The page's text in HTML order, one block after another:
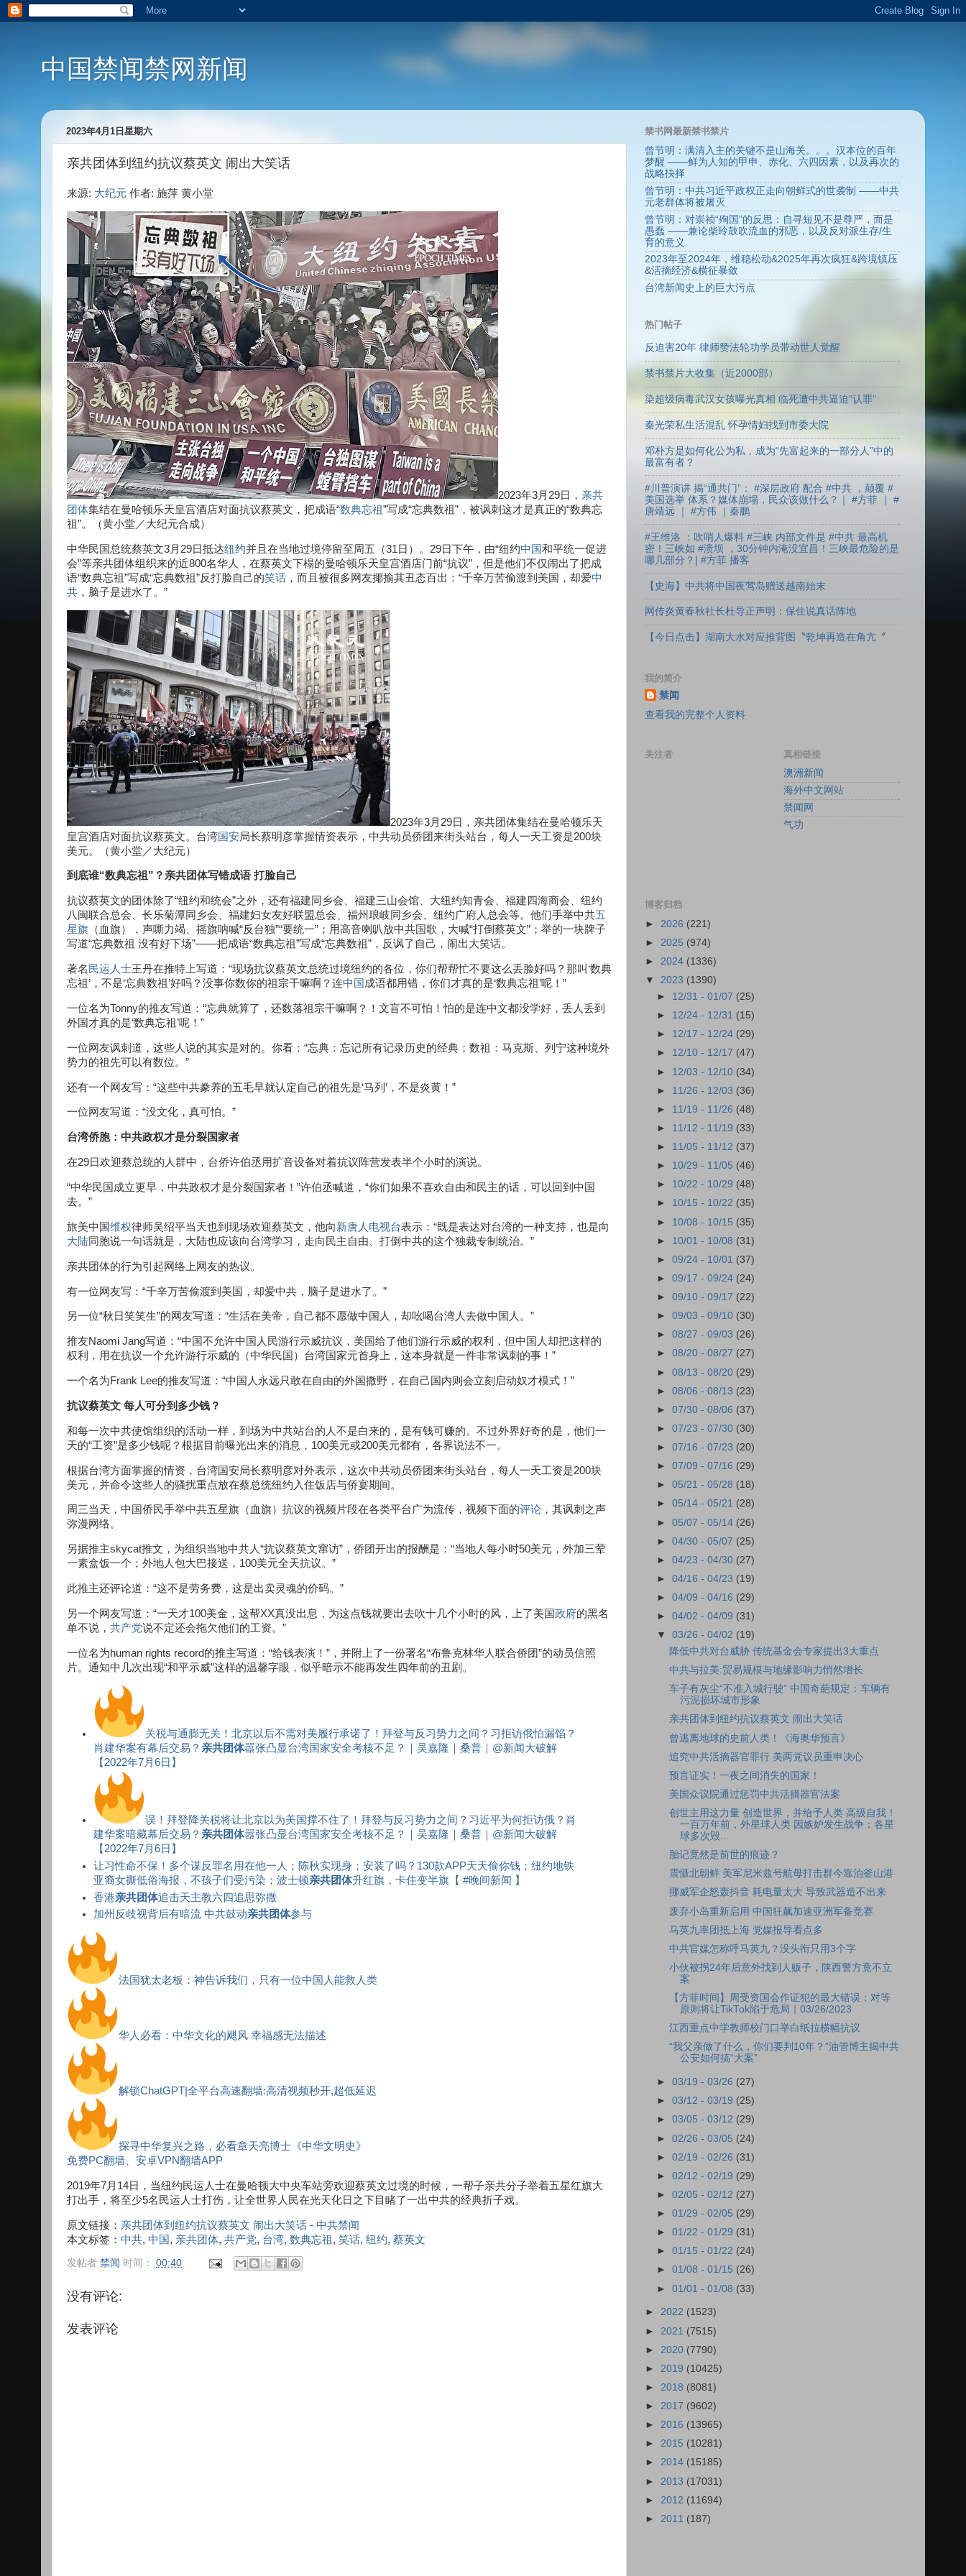
中国禁闻禁网新闻
2023年4月1日星期六
亲共团体到纽约抗议蔡英文 闹出大笑话
来源: 大纪元 作者: 施萍 黄小堂
2023年3月29日， 亲共
团体集结在曼哈顿乐天皇宫酒店对面抗议蔡英文，把成语“数典忘祖”写成“忘典数祖”，被讽刺这才是真正的“数典忘
祖”。（黄小堂／大纪元合成）
中华民国总统蔡英文3月29日抵达纽约并且在当地过境停留至周五（31日）。29日下午，由“纽约中国和平统一促进
会”等亲共团体组织来的近800名华人，在蔡英文下榻的曼哈顿乐天皇宫酒店门前“抗议”，但是他们不仅闹出了把成
语“数典忘祖”写成“忘典数祖”反打脸自己的笑话 ，而且被很多网友揶揄其丑态百出：“千辛万苦偷渡到美国，却爱中
共 ，脑子是进水了。”
2023年3月29日，亲共团体集结在曼哈顿乐天
皇宫酒店对面抗议蔡英文。台湾国安局长蔡明彦掌握情资表示，中共动员侨团来街头站台，每人一天工资是200块
美元。（黄小堂／大纪元）
到底谁“数典忘祖”？亲共团体写错成语 打脸自己
抗议蔡英文的团体除了“纽约和统会”之外，还有福建同乡会、福建三山会馆、大纽约知青会、福建四海商会、纽约
八闽联合总会、长乐菊潭同乡会、福建妇女友好联盟总会、福州琅岐同乡会、纽约广府人总会等。他们手举中共五
星旗 （血旗），声嘶力竭、摇旗呐喊“反台独”“要统一”；用高音喇叭放中共国歌，大喊“打倒蔡英文”；举的一块牌子
写道“忘典数祖 没有好下场”——把成语“数典忘祖”写成“忘典数祖”，反讽了自己，闹出大笑话。
著名 民运人士王丹在推特上写道：“现场抗议蔡英文总统过境纽约的各位，你们帮帮忙不要这么丢脸好吗？那叫‘数典
忘祖’，不是‘忘典数祖’好吗？没事你数你的祖宗干嘛啊？连中国 成语都用错，你们才真的是‘数典忘祖’呢！”
一位名为Tonny的推友写道：“忘典就算了，还数落祖宗干嘛啊？！文盲不可怕！怕的是连中文都没学好，丢人丢到
外国才真的是‘数典忘祖’呢！”
一位网友讽刺道，这些人说的其实是对的。你看：“忘典：忘记所有记录历史的经典；数祖：马克斯、列宁这种境外
势力的祖先可以有数位。”
还有一个网友写：“这些中共豢养的五毛早就认定自己的祖先是‘马列’，不是炎黄！”
一位网友写道：“没文化，真可怕。”
台湾侨胞：中共政权才是分裂国家者
在29日欢迎蔡总统的人群中，台侨许伯丞用扩音设备对着抗议阵营发表半个小时的演说。
“中华民国成立更早，中共政权才是分裂国家者！”许伯丞喊道，“你们如果不喜欢自由和民主的话，可以回到中国
去。”
旅美中国维权律师吴绍平当天也到现场欢迎蔡英文，他向新唐人电视台表示：“既是表达对台湾的一种支持，也是向
大陆同胞说一句话就是，大陆也应该向台湾学习，走向民主自由、打倒中共的这个独裁专制统治。”
亲共团体的行为引起网络上网友的热议。
有一位网友写：“千辛万苦偷渡到美国，却爱中共，脑子是进水了。”
另一位“秋日笑笑生”的网友写道：“生活在美帝，自己都不愿做中国人，却吆喝台湾人去做中国人。”
推友Naomi Jang写道：“中国不允许中国人民游行示威抗议，美国给了他们游行示威的权利，但中国人却把这样的
权利，用在抗议一个允许游行示威的（中华民国）台湾国家元首身上，这本身就是一件非常讽刺的事！”
一个名为Frank Lee的推友写道：“中国人永远只敢在自由的外国撒野，在自己国内则会立刻启动奴才模式！”
抗议蔡英文 每人可分到多少钱？
和每一次中共使馆组织的活动一样，到场为中共站台的人不是白来的，是有钱可赚的。不过外界好奇的是，他们一
天的“工资”是多少钱呢？根据目前曝光出来的消息，100美元或200美元都有，各界说法不一。
根据台湾方面掌握的情资，台湾国安局长蔡明彦对外表示，这次中共动员侨团来街头站台，每人一天工资是200块
美元，并命令这些人的骚扰重点放在蔡总统纽约入住饭店与侨宴期间。
周三当天，中国侨民手举中共五星旗（血旗）抗议的视频片段在各类平台广为流传，视频下面的评论 ，其讽刺之声
弥漫网络。
另据推主skycat推文，为组织当地中共人“抗议蔡英文窜访”，侨团开出的报酬是：“当地人每小时50美元，外加三荤
一素盒饭一个；外地人包大巴接送，100美元全天抗议。”
此推主还评论道：“这不是劳务费，这是出卖灵魂的价码。”
另一个网友写道：“一天才100美金，这帮XX真没出息，为这点钱就要出去吹十几个小时的风，上了美国政府的黑名
单不说， 共产党说不定还会拖欠他们的工资。”
一位名为human rights record的推主写道：“给钱表演！”，并附上了一份署名“布鲁克林华人联合侨团”的动员信照
片。通知中几次出现“和平示威”这样的温馨字眼，似乎暗示不能再发生四年前的丑剧。
关税与通膨无关！北京以后不需对美履行承诺了！拜登与反习势力之间？习拒访俄怕漏馅？
肖建华案有幕后交易？ 亲共团体嚣张凸显台湾国家安全考核不足？｜吴嘉隆｜桑普｜@新闻大破解
【2022年7月6日】
误！拜登降关税将让北京以为美国撑不住了！拜登与反习势力之间？习近平为何拒访俄？肖
建华案暗藏幕后交易？亲共团体嚣张凸显台湾国家安全考核不足？｜吴嘉隆｜桑普｜@新闻大破解
【2022年7月6日】
让习性命不保！多个谋反罪名用在他一人；陈秋实现身；安装了吗？130款APP天天偷你钱；纽约地铁
亚裔女撕低俗海报，不孩子们受污染；波士顿亲共团体升红旗，卡住变半旗【 #晚间新闻 】
香港亲共团体追击天主教六四追思弥撒
加州反歧视背后有暗流 中共鼓动亲共团体参与
法国犹太老板：神告诉我们，只有一位中国人能救人类
华人必看：中华文化的飓风 幸福感无法描述
解锁ChatGPT|全平台高速翻墙:高清视频秒开,超低延迟
探寻中华复兴之路，必看章天亮博士《中华文明史》
免费PC翻墙、安卓VPN翻墙APP
2019年7月14日，当纽约民运人士在曼哈顿大中央车站旁欢迎蔡英文过境的时候，一帮子亲共分子举着五星红旗大
打出手，将至少5名民运人士打伤，让全世界人民在光天化日之下目睹了一出中共的经典折子戏。
原文链接： 亲共团体到纽约抗议蔡英文 闹出大笑话 - 中共禁闻
本文标签： 中共, 中国 , 亲共团体, 共产党, 台湾, 数典忘祖 , 笑话, 纽约, 蔡英文
发帖者 禁闻 时间： 00:40
没有评论:
发表评论
禁书网最新禁书禁片
曾节明：满清入主的关键不是山海关。。。汉本位的百年
梦醒 ——鲜为人知的甲申、赤化、六四因素，以及再次的
战略抉择
曾节明：中共习近平政权正走向朝鲜式的世袭制 ——中共
元老群体将被屠灭
曾节明：对崇祯“殉国”的反思：自寻短见不是尊严，而是
愚蠢 ——兼论柴玲鼓吹流血的邪恶，以及反对派生存/生
育的意义
2023年至2024年，维稳松动&2025年再次疯狂&跨境镇压
&活摘经济&横征暴敛
台湾新闻史上的巨大污点
热门帖子
反迫害20年 律师赞法轮功学员带动世人觉醒
禁书禁片大收集（近2000部）
染超级病毒武汉女孩曝光真相 临死遭中共逼迫“认罪”
秦光荣私生活混乱 怀孕情妇找到市委大院
邓朴方是如何化公为私，成为“先富起来的一部分人”中的
最富有者？
#川普演讲 揭“通共门”： #深层政府 配合 #中共 ，颠覆 #
美国选举 体系？媒体崩塌，民众该做什么？｜ #方菲 ｜ #
唐靖远 ｜ #方伟 ｜秦鹏
#王维洛 ：吹哨人爆料 #三峡 内部文件是 #中共 最高机
密！三峡如 #溃坝 ，30分钟内淹没宜昌！三峡最危险的是
哪几部分？| #方菲 播客
【史海】中共将中国夜莺岛赠送越南始末
网传炎黄春秋社长杜导正声明：保住说真话阵地
【今日点击】湖南大水对应推背图〝乾坤再造在角亢〞
我的简介
禁闻
查看我的完整个人资料
关注者
真相链接
澳洲新闻
海外中文网站
禁闻网
气功
博客归档
► 2026 (221)
► 2025 (974)
► 2024 (1336)
▼ 2023 (1390)
► 12/31 - 01/07 (25)
► 12/24 - 12/31 (15)
► 12/17 - 12/24 (29)
► 12/10 - 12/17 (47)
► 12/03 - 12/10 (34)
► 11/26 - 12/03 (36)
► 11/19 - 11/26 (48)
► 11/12 - 11/19 (33)
► 11/05 - 11/12 (37)
► 10/29 - 11/05 (46)
► 10/22 - 10/29 (48)
► 10/15 - 10/22 (35)
► 10/08 - 10/15 (35)
► 10/01 - 10/08 (31)
►09/24 - 10/01 (37)
►09/17 - 09/24 (24)
►09/10 - 09/17 (22)
►09/03 - 09/10 (30)
►08/27 - 09/03 (26)
►08/20 - 08/27 (27)
►08/13 - 08/20 (29)
►08/06 - 08/13 (23)
►07/30 - 08/06 (37)
►07/23 - 07/30 (30)
►07/16 - 07/23 (20)
►07/09 - 07/16 (29)
►05/21 - 05/28 (18)
►05/14 - 05/21 (28)
►05/07 - 05/14 (26)
►04/30 - 05/07 (25)
►04/23 - 04/30 (27)
►04/16 - 04/23 (19)
►04/09 - 04/16 (29)
►04/02 - 04/09 (31)
▼03/26 - 04/02 (19)
降低中共对台威胁 传统基金会专家提出3大重点
中共与拉美:贸易规模与地缘影响力悄然增长
车子有灰尘“不准入城行驶” 中国奇葩规定：车辆有
污泥损坏城市形象
亲共团体到纽约抗议蔡英文 闹出大笑话
曾逃离地球的史前人类！《海奥华预言》
追究中共活摘器官罪行 美两党议员重申决心
预言证实！一夜之间消失的国家！
美国众议院通过惩罚中共活摘器官法案
创世主用这力量 创造世界，并给予人类 高级自我！
一百万年前，外星球人类 因嫉妒发生战争；各星
球多次毁...
胎记竟然是前世的痕迹？
震慑北朝鲜 美军尼米兹号航母打击群今靠泊釜山港
挪威军企怒轰抖音 耗电量太大 导致武器造不出来
废弃小岛重新启用 中国狂飙加速亚洲军备竞赛
马英九率团抵上海 党媒报导看点多
中共官媒怎称呼马英九？没头衔只用3个字
小伙被拐24年后意外找到人贩子，陕西警方竟不立
案
【方菲时间】周受资国会作证犯的最大错误；对等
原则将让TikTok陷于危局｜03/26/2023
江西重点中学教师校门口举白纸拉横幅抗议
“我父亲做了什么，你们要判10年？”油管博主揭中共
公安如何搞“大案”
►03/19 - 03/26 (27)
►03/12 - 03/19 (25)
►03/05 - 03/12 (29)
►02/26 - 03/05 (24)
►02/19 - 02/26 (31)
►02/12 - 02/19 (29)
►02/05 - 02/12 (27)
►01/29 - 02/05 (29)
►01/22 - 01/29 (31)
►01/15 - 01/22 (24)
►01/08 - 01/15 (26)
►01/01 - 01/08 (33)
► 2022 (1523)
► 2021 (7515)
► 2020 (7790)
► 2019 (10425)
► 2018 (8081)
► 2017 (9602)
► 2016 (13965)
► 2015 (10281)
► 2014 (15185)
► 2013 (17031)
► 2012 (11694)
► 2011 (187)